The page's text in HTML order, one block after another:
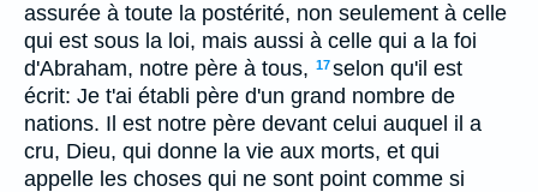
assurée à toute la postérité, non seulement à celle
qui est sous la loi, mais aussi à celle qui a la foi
d'Abraham, notre père à tous, 17selon qu'il est
écrit: Je t'ai établi père d'un grand nombre de
nations. Il est notre père devant celui auquel il a
cru, Dieu, qui donne la vie aux morts, et qui
appelle les choses qui ne sont point comme si